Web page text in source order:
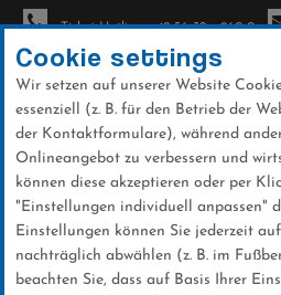
Direkt
zum
Inhalt
Ticket-Hotline: +49 56 32 - 960-0
Anreise 2021
Cookie settings
Wir setzen auf unserer Website
essenziell (z. B. für den Betrieb der
der Kontaktformulare), während
Onlineangebot zu verbessern und
können diese akzeptieren oder per
"Einstellungen individuell anpassen"
Einstellungen können Sie jederzeit
nachträglich abwählen (z. B. im
beachten Sie, dass auf Basis Ihrer